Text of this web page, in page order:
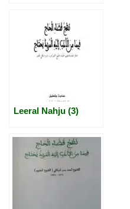
Leeral Nahju (3)